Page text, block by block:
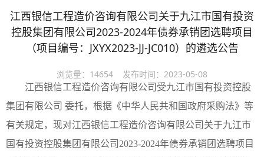
新闻中心
集团新闻
行业资讯
媒体聚焦
主营业务
党的建设
党建工作
党风廉政
党史学习
党纪学习教育
江西银信工程造价咨询有限公司关于九江市国有投资
控股集团有限公司2023-2024年债券承销团选聘项目
（项目编号：JXYX2023-JJ-JC010）的遴选公告
浏览量： 14654 发布时间： 2023-05-08
江西银信工程造价咨询有限公司受九江市国有投资控股
集团有限公司 委托，根据《中华人民共和国政府采购法》等
有关规定，现对江西银信工程造价咨询有限公司关于九江市
国有投资控股集团有限公司2023-2024年债券承销团选聘项目